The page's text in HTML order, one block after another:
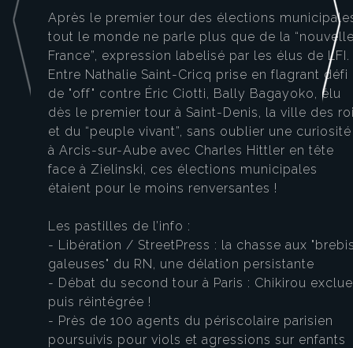
Après le premier tour des élections
tout le monde ne parle plus que de la
France”, expression labelisé par les élus de LFI.
Entre Nathalie Saint-Cricq prise en flagrant défi
de "off" contre Éric Ciotti, Bally Bagayoko, élu
dès le premier tour à Saint-Denis, la ville des
et du “peuple vivant”, sans oublier une curiosité
à Arcis-sur-Aube avec Charles Hittler en tête
face à Zielinski, ces élections municipales
étaient pour le moins renversantes !
Les pastilles de l’info :
- Libération / StreetPress : la chasse aux
galeuses" du RN, une délation persistante
- Débat du second tour à Paris : Chikirou exclue
puis réintégrée !
- Près de 100 agents du périscolaire parisien
poursuivis pour viols et agressions sur enfants